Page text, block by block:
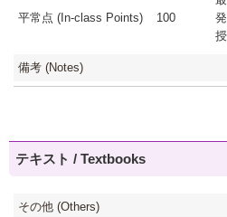
平常点 (In-class Points) 100
備考 (Notes)
テキスト / Textbooks
その他 (Others)